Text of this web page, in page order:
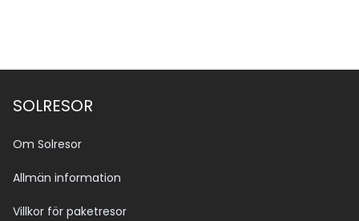
SOLRESOR
Om Solresor
Allmän information
Villkor för paketresor